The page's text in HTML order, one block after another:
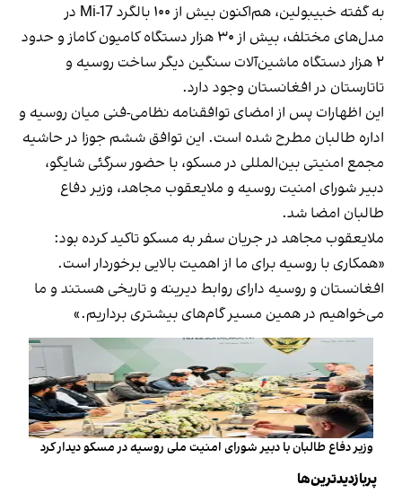
به گفته خبیبولین، هم‌اکنون بیش از ۱۰۰ بالگرد Mi-17 در
مدل‌های مختلف، بیش از ۳۰ هزار دستگاه کامیون کاماز و حدود
۲ هزار دستگاه ماشین‌آلات سنگین دیگر ساخت روسیه و
تاتارستان در افغانستان وجود دارد.
این اظهارات پس از امضای توافقنامه نظامی-فنی میان روسیه و
اداره طالبان مطرح شده است. این توافق ششم جوزا در حاشیه
مجمع امنیتی بین‌المللی در مسکو، با حضور سرگئی شایگو،
دبیر شورای امنیت روسیه و ملایعقوب مجاهد، وزیر دفاع
طالبان امضا شد.
ملایعقوب مجاهد در جریان سفر به مسکو تاکید کرده بود:
«همکاری با روسیه برای ما از اهمیت بالایی برخوردار است.
افغانستان و روسیه دارای روابط دیرینه و تاریخی هستند و ما
می‌خواهیم در همین مسیر گام‌های بیشتری برداریم.»
وزیر دفاع طالبان با دبیر شورای امنیت ملی روسیه در مسکو دیدار کرد
پربازدیدترین‌ها